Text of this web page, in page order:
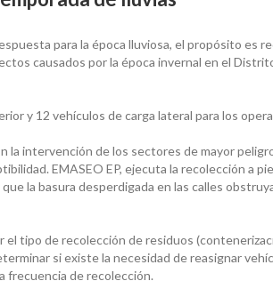
para la época lluviosa, el propósito es
causados por la época invernal en el
y 12 vehículos de carga lateral para los
intervención de los sectores de mayor
EMASEO EP, ejecuta la recolección a
la basura desperdigada en las calles
el tipo de recolección de residuos
si existe la necesidad de reasignar
frecuencia de recolección.